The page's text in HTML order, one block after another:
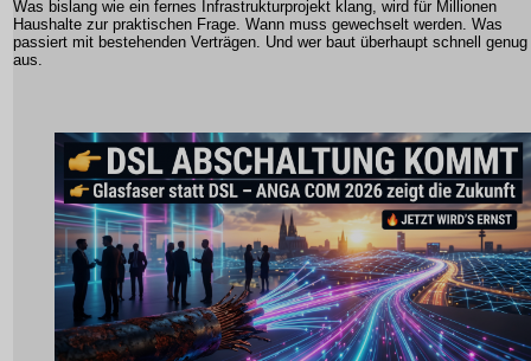
Was bislang wie ein fernes Infrastrukturprojekt klang, wird für Millionen
Haushalte zur praktischen Frage. Wann muss gewechselt werden. Was
passiert mit bestehenden Verträgen. Und wer baut überhaupt schnell genug
aus.